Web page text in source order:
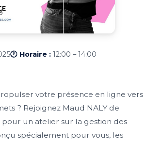
🕐 Horaire : 12:00 – 14:00
votre présence en ligne vers
? Rejoignez Maud NALY de
pour un atelier sur la gestion des
spécialement pour vous, les